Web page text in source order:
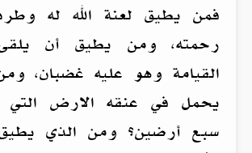
فمن يطيق لعنة الله له
رحمته، ومن يطيق أن
القيامة وهو عليه غضبان،
يحمل في عنقه الارض
سبع أرضين؟ ومن الذي